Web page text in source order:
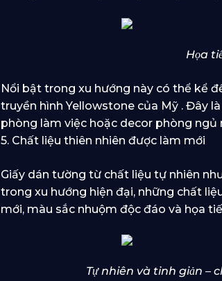
Họa
Nổi bật trong xu hướng này có thể kể
truyền hình Yellowstone của Mỹ . Đây
phòng làm việc hoặc decor phòng
5. Chất liệu thiên nhiên được làm mới
Giấy dán tường từ chất liệu tự nhiên
trong xu hướng hiện đại, những chất
mới, màu sắc nhuộm độc đáo và họa
Tự nhiên và tinh giản –